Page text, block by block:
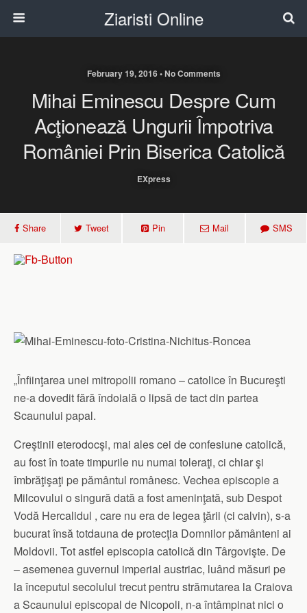
Ziaristi Online
February 19, 2016 • No Comments
Mihai Eminescu Despre Cum
Acţionează Ungurii Împotriva
României Prin Biserica Catolică
EXpress
Share Tweet Pin Mail SMS
„Înfiinţarea unei mitropolii romano – catolice în Bucureşti
ne-a dovedit fără îndoială o lipsă de tact din partea
Scaunului papal.
Creştinii eterodocşi, mai ales cei de confesiune catolică,
au fost în toate timpurile nu numai toleraţi, ci chiar şi
îmbrăţişaţi pe pământul românesc. Vechea episcopie a
Milcovului o singură dată a fost ameninţată, sub Despot
Vodă Hercalidul , care nu era de legea ţării (ci calvin), s-a
bucurat însă totdauna de protecţia Domnilor pământeni ai
Moldovii. Tot astfel episcopia catolică din Târgovişte. De
– asemenea guvernul imperial austriac, luând măsuri pe
la începutul secolului trecut pentru strămutarea la Craiova
a Scaunului episcopal de Nicopoli, n-a întâmpinat nici o